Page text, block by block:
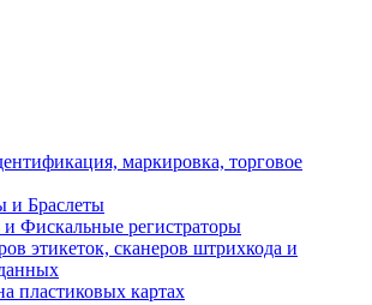
маркировка, торговое
и Браслеты
Фискальные регистраторы
этикеток, сканеров штрихкода и
пластиковых картах